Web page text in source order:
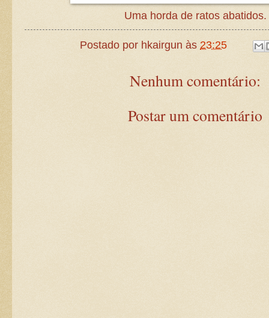
Uma horda de ratos abatidos.
Postado por hkairgun às23:25
Nenhum comentário:
Postar um comentário